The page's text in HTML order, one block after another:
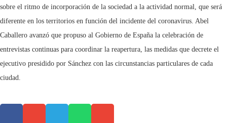
sobre el ritmo de incorporación de la sociedad a la actividad normal, que será
diferente en los territorios en función del incidente del coronavirus. Abel
Caballero avanzó que propuso al Gobierno de España la celebración de
entrevistas continuas para coordinar la reapertura, las medidas que decrete el
ejecutivo presidido por Sánchez con las circunstancias particulares de cada
ciudad.